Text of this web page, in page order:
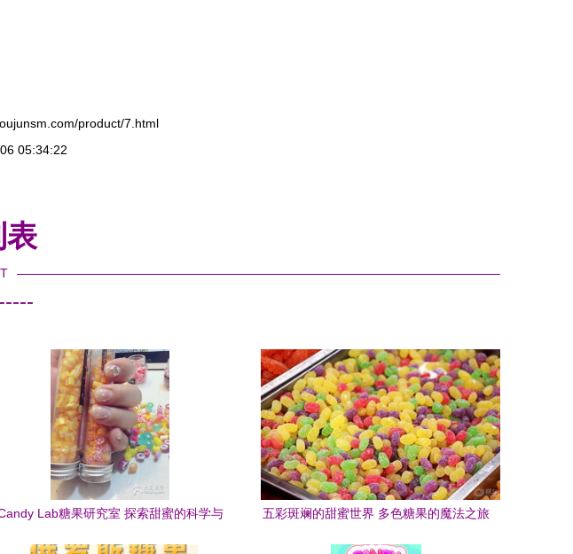
product/7.html
05:34:22
表
Lab糖果研究室 探索甜蜜的科学与
五彩斑斓的甜蜜世界 多色糖果的魔法之旅